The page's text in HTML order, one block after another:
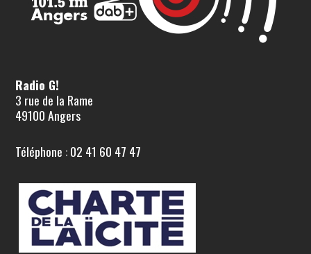
Radio G!
3 rue de la Rame
49100 Angers
Téléphone : 02 41 60 47 47